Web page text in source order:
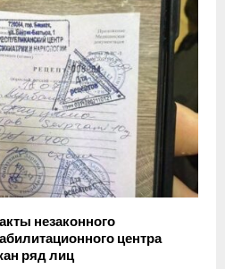
незаконного
центра
ряд лиц